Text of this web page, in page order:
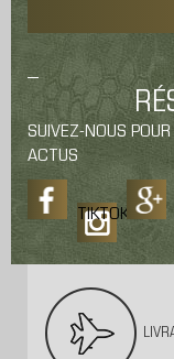
SUIVEZ-NOUS
ACTUS
TIKTOK